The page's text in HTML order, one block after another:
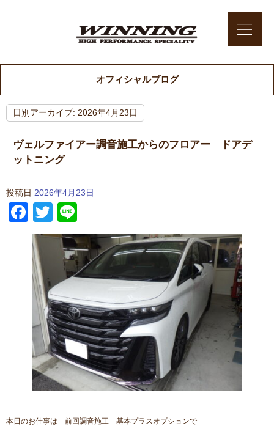
オフィシャルブログ
日別アーカイブ: 2026年4月23日
ヴェルファイアー調音施工からのフロアー ドアデ
ットニング
投稿日 2026年4月23日
Facebook
Twitter
本日のお仕事は 前回調音施工 基本プラスオプションで